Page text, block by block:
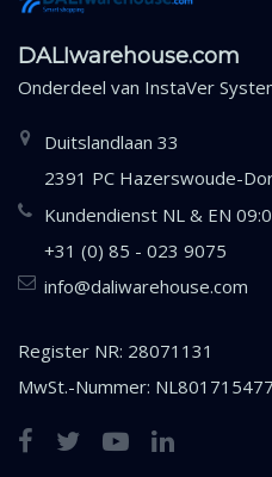
DALIwarehouse.com
Onderdeel van InstaVer
Duitslandlaan 33
2391 PC Hazerswoude-
Kundendienst NL & EN
+31 (0) 85 - 023 9075
info@daliwarehouse.com
Register NR: 28071131
MwSt.-Nummer: